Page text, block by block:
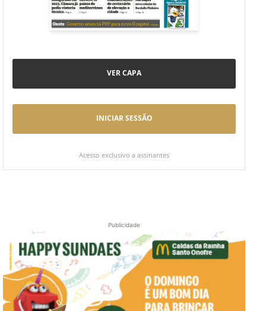
VER CAPA
INICIAR SESSÃO
Acesso exclusivo a assinantes
Publicidade